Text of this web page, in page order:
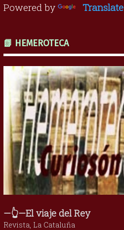
Powered by Translate
📗 HEMEROTECA
—👆—El viaje del Rey
Revista, La Cataluña